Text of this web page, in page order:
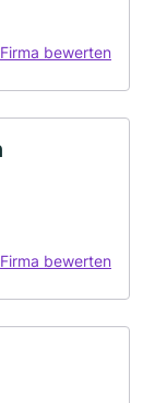
Firma bewerten
Firma bewerten